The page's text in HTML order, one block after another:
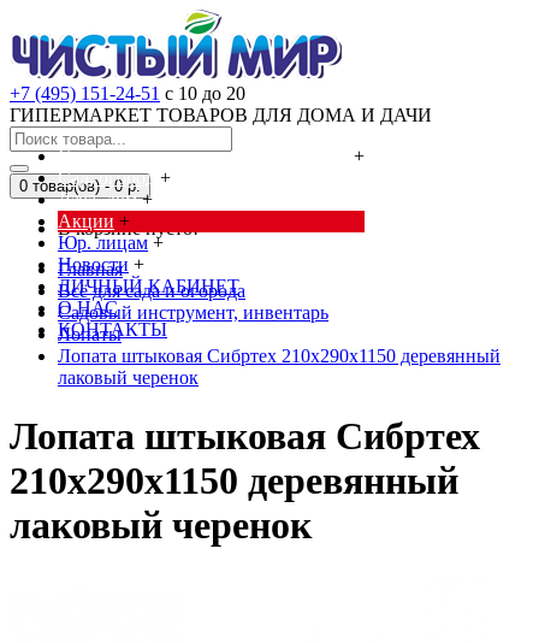
+7 (495) 151-24-51 с 10 до 20
ГИПЕРМАРКЕТ ТОВАРОВ ДЛЯ ДОМА И ДАЧИ
Cредства от насекомых и грызунов
+
Сад, огород +
Дача, дом +
Акции +
Юр. лицам +
Новости +
ЛИЧНЫЙ КАБИНЕТ
О НАС
КОНТАКТЫ
0 товар(ов) - 0 р.
В корзине пусто!
Главная
Всё для сада и огорода
Садовый инструмент, инвентарь
Лопаты
Лопата штыковая Сибртех 210х290х1150 деревянный
лаковый черенок
Лопата штыковая Сибртех
210х290х1150 деревянный
лаковый черенок